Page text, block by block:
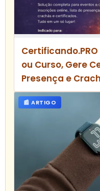
ou Curso, Gere
Presença e
📰 ARTIGO